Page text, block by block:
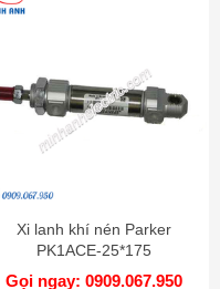
Xi lanh khí nén Parker
PK1ACE-25*175
Gọi ngay: 0909.067.950